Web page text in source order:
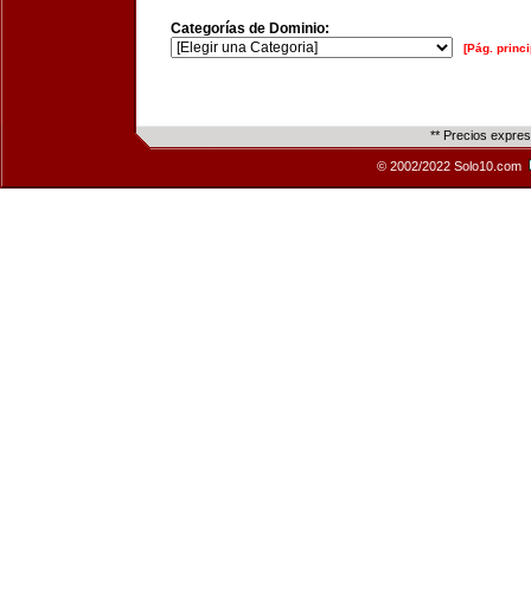
Categorías de Dominio:
[Pág.
** Precios
© 2002/2022 Solo10.com